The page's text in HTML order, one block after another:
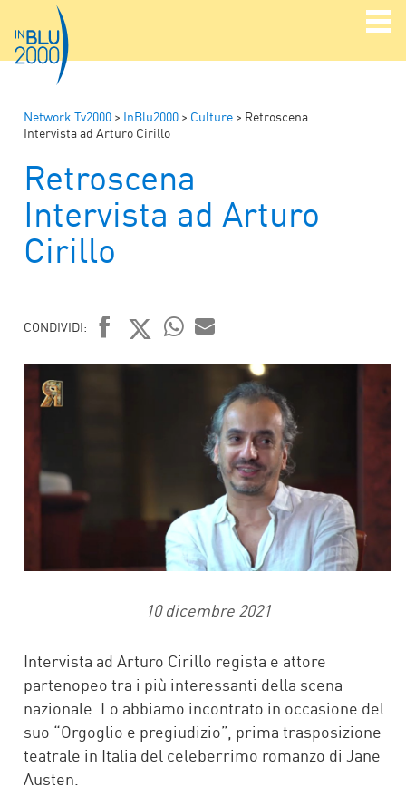
Network Tv2000 > InBlu2000 > Culture > Retroscena
Intervista ad Arturo Cirillo
Retroscena
Intervista ad Arturo
Cirillo
CONDIVIDI:
FACEBOOK
TWITTER
WHATSAPP
MAIL
10 dicembre 2021
Intervista ad Arturo Cirillo regista e attore
partenopeo tra i più interessanti della scena
nazionale. Lo abbiamo incontrato in occasione del
suo “Orgoglio e pregiudizio”, prima trasposizione
teatrale in Italia del celeberrimo romanzo di Jane
Austen.